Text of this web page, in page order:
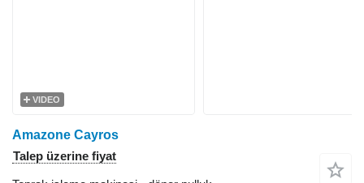
VIDEO
Amazone Cayros
Talep üzerine fiyat